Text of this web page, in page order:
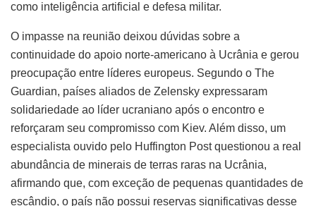
como inteligência artificial e defesa militar.
O impasse na reunião deixou dúvidas sobre a
continuidade do apoio norte-americano à Ucrânia e gerou
preocupação entre líderes europeus. Segundo o The
Guardian, países aliados de Zelensky expressaram
solidariedade ao líder ucraniano após o encontro e
reforçaram seu compromisso com Kiev. Além disso, um
especialista ouvido pelo Huffington Post questionou a real
abundância de minerais de terras raras na Ucrânia,
afirmando que, com exceção de pequenas quantidades de
escândio, o país não possui reservas significativas desse